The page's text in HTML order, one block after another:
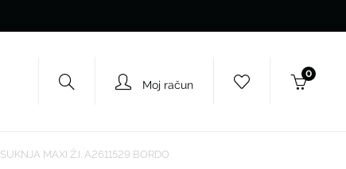
Moj račun
0
SUKNJA MAXI Ž.I. A2611529 BORDO